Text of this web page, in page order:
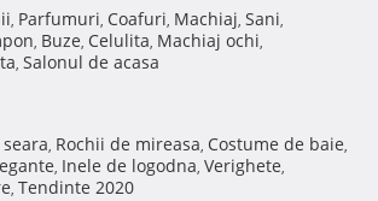
, Parfumuri, Coafuri, Machiaj, Sani,
, Buze, Celulita, Machiaj ochi,
, Salonul de acasa
, Rochii de mireasa, Costume de baie,
, Inele de logodna, Verighete,
, Tendinte 2020